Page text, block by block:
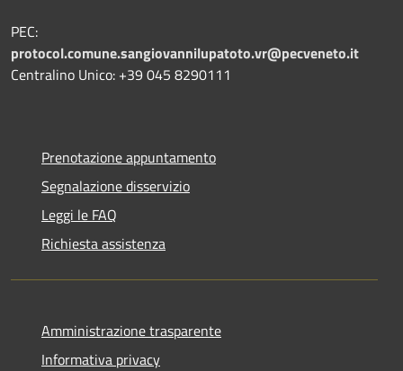
PEC:
protocol.comune.sangiovannilupatoto.vr@pecveneto.it
Centralino Unico: +39 045 8290111
Prenotazione appuntamento
Segnalazione disservizio
Leggi le FAQ
Richiesta assistenza
Amministrazione trasparente
Informativa privacy